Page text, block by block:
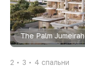
The Palm Jumeirah
2 3 4 спальни